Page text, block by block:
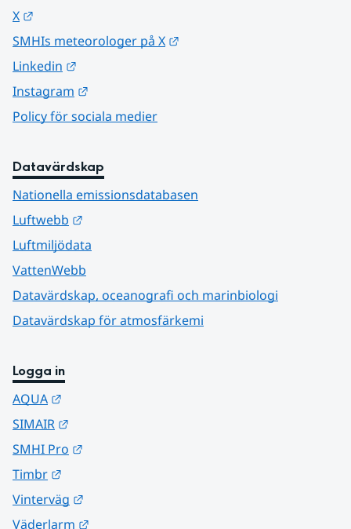
X
SMHIs meteorologer på X
Linkedin
Instagram
Policy för sociala medier
Datavärdskap
Nationella emissionsdatabasen
Luftwebb
Luftmiljödata
VattenWebb
Datavärdskap, oceanografi och marinbiologi
Datavärdskap för atmosfärkemi
Logga in
AQUA
SIMAIR
SMHI Pro
Timbr
Vinterväg
Väderlarm